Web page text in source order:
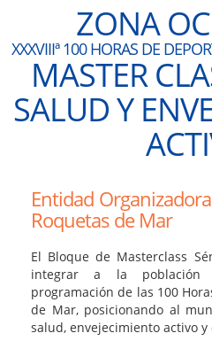
ZONA
XXXVIIIª 100 HORAS DE
MASTER
SALUD Y
Entidad
Roquetas de Mar
El Bloque de Masterclass
integrar a la
programación de las 100
de Mar, posicionando al
salud, envejecimiento activo